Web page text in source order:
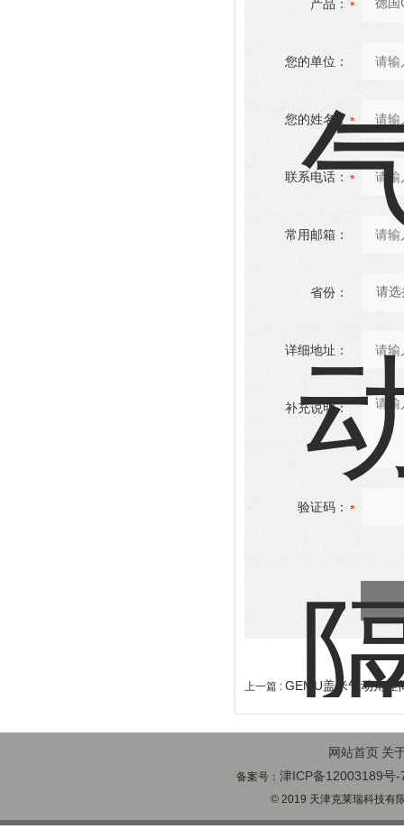
产品：
您的单位：
您的姓名：
联系电话：
常用邮箱：
省份：
详细地址：
补充说明：
验证码：
上一篇 : GEMU盖米气动角座
网站首页 关
备案号：津ICP备12003189号-
© 2019 天津克莱瑞科技有